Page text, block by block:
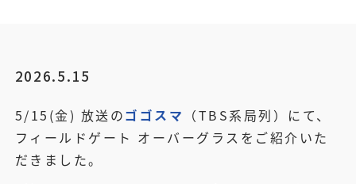
2026.5.15
5/15(金) 放送のゴゴスマ （TBS系局列）にて、
フィールドゲート オーバーグラスをご紹介いた
だきました。